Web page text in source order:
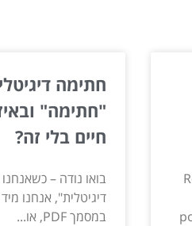
חתימה
"חתימה"
חיים בלי זה?
בואו נודה –
דיגיטלית", אנחנו
במסמך PDF, או...